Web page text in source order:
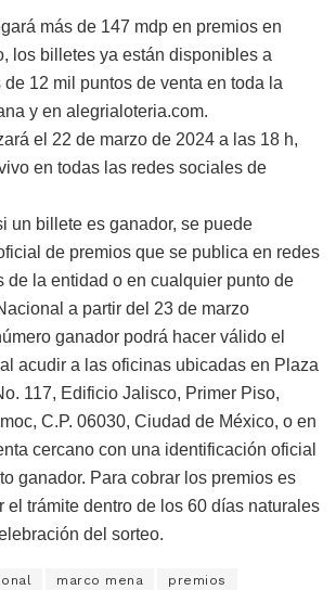
más de 147 mdp en premios en
los billetes ya están disponibles a
12 mil puntos de venta en toda la
y en alegrialoteria.com.
el 22 de marzo de 2024 a las 18 h,
en todas las redes sociales de
un billete es ganador, se puede
de premios que se publica en redes
de la entidad o en cualquier punto de
a partir del 23 de marzo
ganador podrá hacer válido el
acudir a las oficinas ubicadas en Plaza
117, Edificio Jalisco, Primer Piso,
C.P. 06030, Ciudad de México, o en
cercano con una identificación oficial
ganador. Para cobrar los premios es
el trámite dentro de los 60 días naturales
del sorteo.
marco mena premios